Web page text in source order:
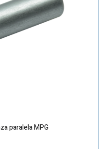
paralela MPG